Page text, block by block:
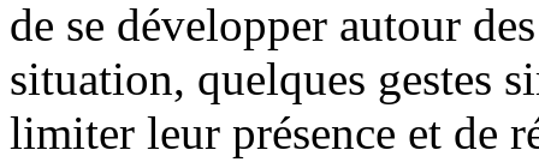
de se développer autour
situation, quelques gestes
limiter leur présence et de